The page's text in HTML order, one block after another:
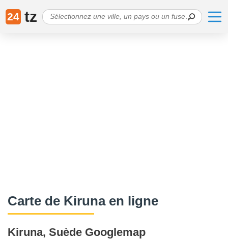
24 tz
Сarte de Kiruna en ligne
Kiruna, Suède Googlemap